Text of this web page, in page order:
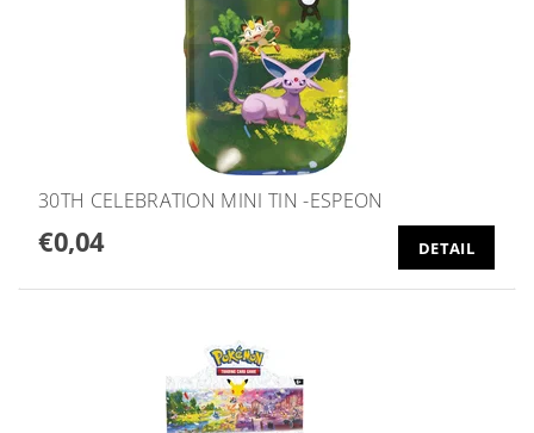
30TH CELEBRATION MINI TIN -ESPEON
€0,04 DETAIL